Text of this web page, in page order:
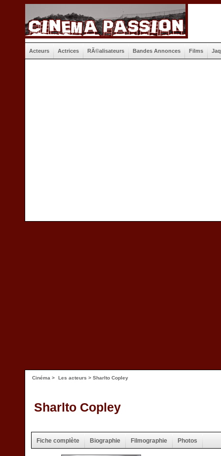
Acteurs Actrices RÃ©alisateurs Bandes Annonces Films
Cinéma > Les acteurs > Sharlto Copley
Sharlto Copley
Fiche complète Biographie Filmographie Photos